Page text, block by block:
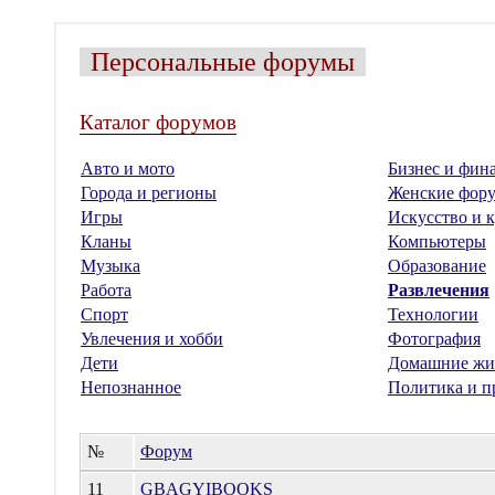
Персональные форумы
Каталог форумов
Авто и мото
Бизнес и
Города и регионы
Женские
Игры
Искусство и
Кланы
Компьютеры
Музыка
Образование
Работа
Развлечения
Спорт
Технологии
Увлечения и хобби
Фотография
Дети
Домашние
Непознанное
Политика и
№
Форум
11
GBAGYIBOOKS